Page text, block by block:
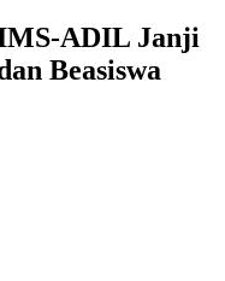
ADIL Janji
Beasiswa